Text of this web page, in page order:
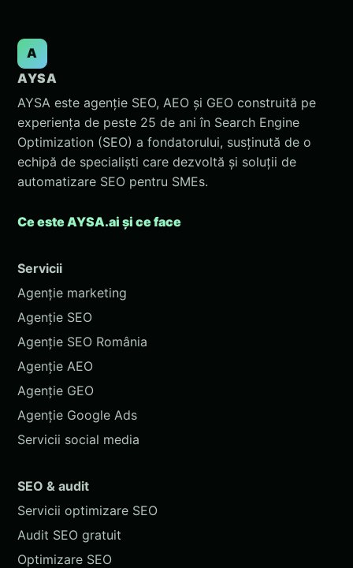
A
AYSA
AYSA este agenție SEO, AEO și GEO construită pe
experiența de peste 25 de ani în Search Engine
Optimization (SEO) a fondatorului, susținută de o
echipă de specialiști care dezvoltă și soluții de
automatizare SEO pentru SMEs.
Ce este AYSA.ai și ce face
Servicii
Agenție marketing
Agenție SEO
Agenție SEO România
Agenție AEO
Agenție GEO
Agenție Google Ads
Servicii social media
SEO & audit
Servicii optimizare SEO
Audit SEO gratuit
Optimizare SEO